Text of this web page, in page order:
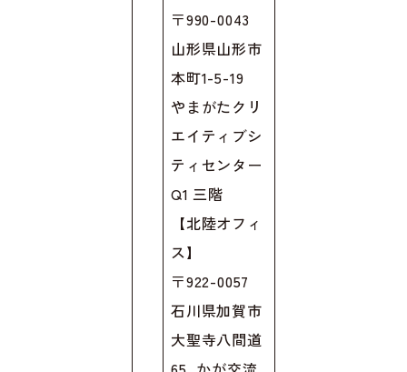
〒990-0043
山形県山形市
本町1-5-19
やまがたクリ
エイティブシ
ティセンター
Q1 三階
【北陸オフィ
ス】
〒922-0057
石川県加賀市
大聖寺八間道